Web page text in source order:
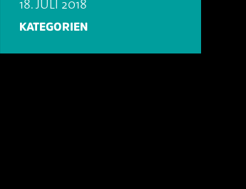
18. JULI 2018
KATEGORIEN